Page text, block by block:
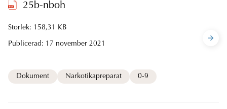
25b-nboh
Storlek: 158,31 KB
Publicerad: 17 november 2021
Dokument Narkotikapreparat 0-9